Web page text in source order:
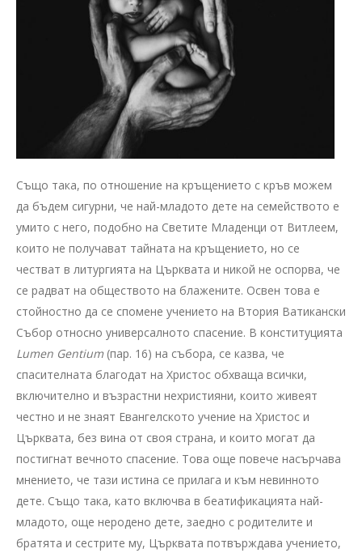
Също така, по отношение на кръщението с кръв можем
да бъдем сигурни, че най-младото дете на семейството е
умито с него, подобно на Светите Младенци от Витлеем,
които не получават тайната на кръщението, но се
честват в литургията на Църквата и никой не оспорва, че
се радват на обществото на блажените. Освен това е
стойностно да се спомене учението на Втория Ватикански
Събор относно универсалното спасение. В конституцията
Lumen Gentium (пар. 16) на събора, се казва, че
спасителната благодат на Христос обхваща всички,
включително и възрастни нехристияни, които живеят
честно и не знаят Евангелското учение на Христос и
Църквата, без вина от своя страна, и които могат да
постигнат вечното спасение. Това още повече насърчава
мнението, че тази истина се прилага и към невинното
дете. Също така, като включва в беатификацията най-
младото, още неродено дете, заедно с родителите и
братята и сестрите му, Църквата потвърждава учението,